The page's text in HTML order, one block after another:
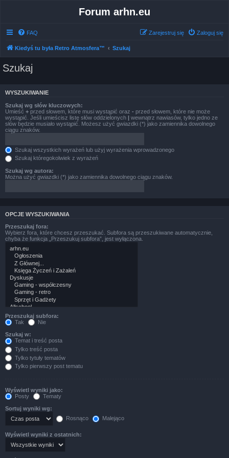
Forum arhn.eu
FAQ Zaloguj się
Zarejestruj się
Kiedyś tu była Retro Atmosfera™ Szukaj
Szukaj
WYSZUKIWANIE
Szukaj wg słów kluczowych:
Umieść + przed słowem, które musi wystąpić oraz - przed słowem, które nie może
wystąpić. Jeśli umieścisz listę słów oddzielonych | wewnątrz nawiasów, tylko jedno ze
słów będzie musiało wystąpić. Możesz użyć gwiazdki (*) jako zamiennika dowolnego
ciągu znaków.
Szukaj wszystkich wyrażeń lub użyj wyrażenia wprowadzonego
Szukaj któregokolwiek z wyrażeń
Szukaj wg autora:
Można użyć gwiazdki (*) jako zamiennika dowolnego ciągu znaków.
OPCJE WYSZUKIWANIA
Przeszukaj fora:
Wybierz fora, które chcesz przeszukać. Subfora są przeszukiwane automatycznie,
chyba że funkcja „Przeszukuj subfora”, jest wyłączona.
Przeszukaj subfora:
Tak
Nie
Szukaj w:
Temat i treść posta
Tylko treść posta
Tylko tytuły tematów
Tylko pierwszy post tematu
Wyświetl wyniki jako:
Posty
Tematy
Sortuj wyniki wg:
Rosnąco
Malejąco
Wyświetl wyniki z ostatnich: